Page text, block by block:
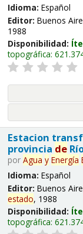
Idioma: Español
Editor: Buenos
1988
Disponibilidad:
topográfica:
Estacion
provincia de
por Agua y Energía
Idioma: Español
Editor: Buenos
estado, 1988
Disponibilidad:
topográfica: